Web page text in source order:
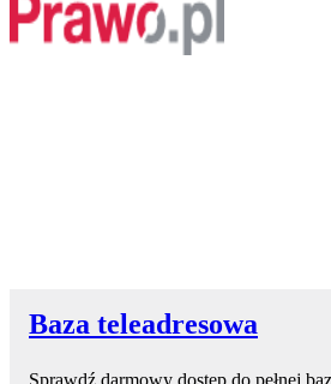
Baza teleadresowa
Sprawdź darmowy dostęp do pełnej